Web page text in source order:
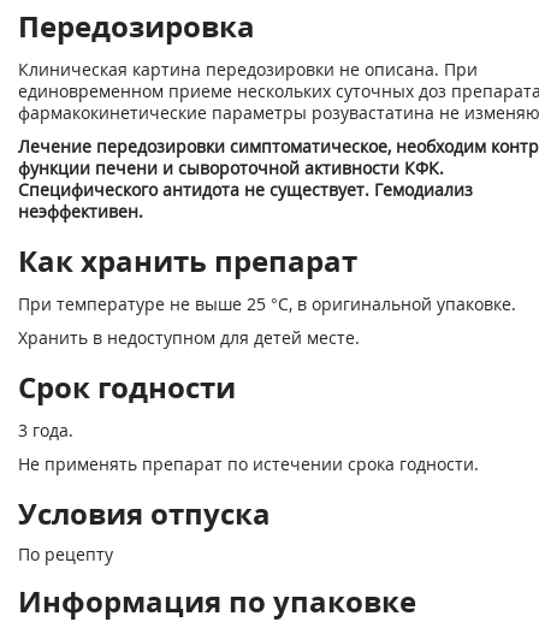
Передозировка
Клиническая картина передозировки не описана. При
единовременном приеме нескольких суточных доз
фармакокинетические параметры розувастатина не
Лечение передозировки симптоматическое, необходим
функции печени и сывороточной активности КФК.
Специфического антидота не существует. Гемодиализ
неэффективен.
Как хранить препарат
При температуре не выше 25 °С, в оригинальной упаковке.
Хранить в недоступном для детей месте.
Срок годности
3 года.
Не применять препарат по истечении срока годности.
Условия отпуска
По рецепту
Информация по упаковке